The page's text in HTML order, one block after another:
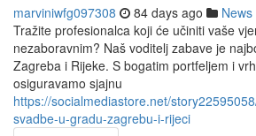
marviniwfg097308 84 days ago News
Tražite profesionalca koji će učiniti vaše
nezaboravnim? Naš voditelj zabave je
Zagreba i Rijeke. S bogatim portfeljem i
osiguravamo sjajnu
https://socialmediastore.net/
svadbe-u-gradu-zagrebu-i-rijeci